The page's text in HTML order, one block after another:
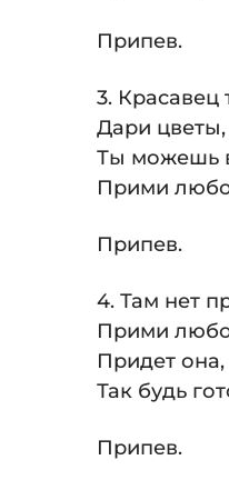
Припев.
3. Красавец
Дари
Ты можешь
Прими
Припев.
4. Там нет
Прими
Придет
Так будь
Припев.